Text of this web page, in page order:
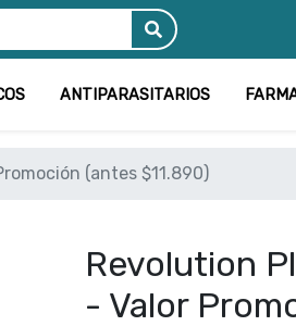
ANTIPARASITARIOS
(antes $11.890)
Revolution
- Valor